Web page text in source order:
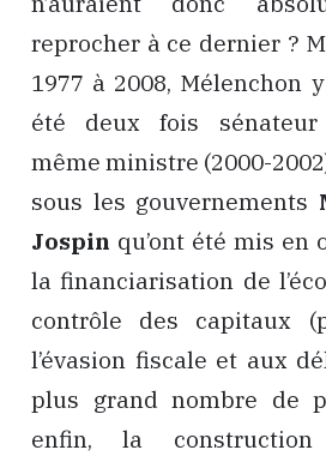
reprocher à ce dernier ?
1977 à 2008, Mélenchon
été deux fois sénateur
même ministre (2000-
sous les gouvernements
Jospin qu’ont été mis
la financiarisation de
contrôle des capitaux
l’évasion fiscale et aux
plus grand nombre de
enfin, la